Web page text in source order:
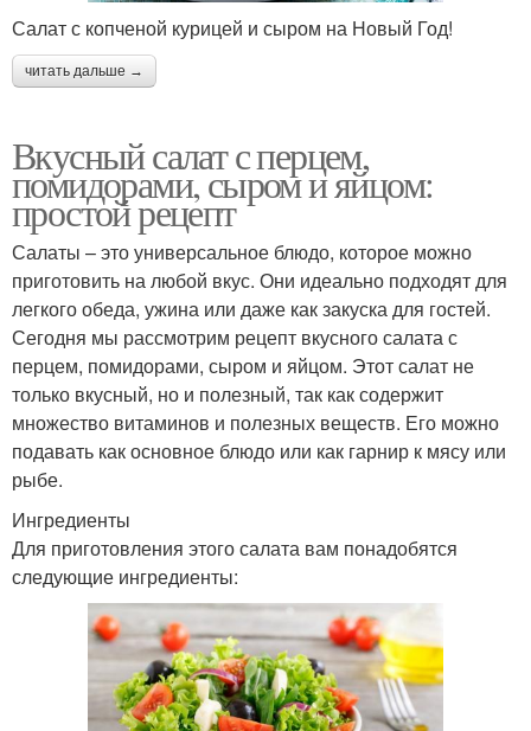
Салат с копченой курицей и сыром на Новый Год!
читать дальше →
Вкусный салат с перцем,
помидорами, сыром и яйцом:
простой рецепт
Салаты – это универсальное блюдо, которое можно
приготовить на любой вкус. Они идеально подходят для
легкого обеда, ужина или даже как закуска для гостей.
Сегодня мы рассмотрим рецепт вкусного салата с
перцем, помидорами, сыром и яйцом. Этот салат не
только вкусный, но и полезный, так как содержит
множество витаминов и полезных веществ. Его можно
подавать как основное блюдо или как гарнир к мясу или
рыбе.
Ингредиенты
Для приготовления этого салата вам понадобятся
следующие ингредиенты: